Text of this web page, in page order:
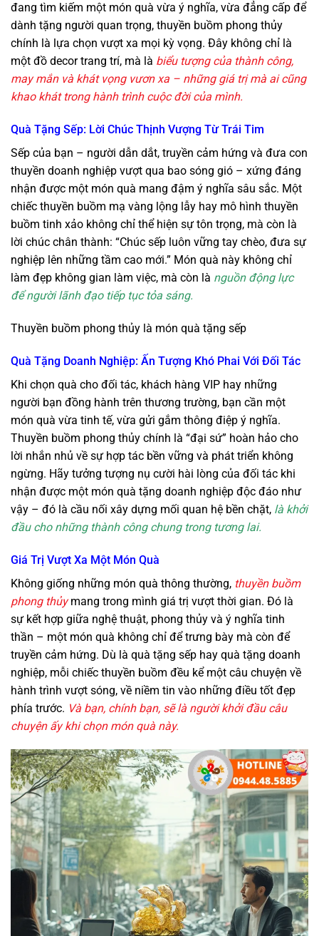
đang tìm kiếm một món quà vừa ý nghĩa, vừa đẳng cấp để
dành tặng người quan trọng, thuyền buồm phong thủy
chính là lựa chọn vượt xa mọi kỳ vọng. Đây không chỉ là
một đồ decor trang trí, mà là biểu tượng của thành công,
may mắn và khát vọng vươn xa – những giá trị mà ai cũng
khao khát trong hành trình cuộc đời của mình.
Quà Tặng Sếp: Lời Chúc Thịnh Vượng Từ Trái Tim
Sếp của bạn – người dẫn dắt, truyền cảm hứng và đưa con
thuyền doanh nghiệp vượt qua bao sóng gió – xứng đáng
nhận được một món quà mang đậm ý nghĩa sâu sắc. Một
chiếc thuyền buồm mạ vàng lộng lẫy hay mô hình thuyền
buồm tinh xảo không chỉ thể hiện sự tôn trọng, mà còn là
lời chúc chân thành: “Chúc sếp luôn vững tay chèo, đưa sự
nghiệp lên những tầm cao mới.” Món quà này không chỉ
làm đẹp không gian làm việc, mà còn là nguồn động lực
để người lãnh đạo tiếp tục tỏa sáng.
Thuyền buồm phong thủy là món quà tặng sếp
Quà Tặng Doanh Nghiệp: Ấn Tượng Khó Phai Với Đối Tác
Khi chọn quà cho đối tác, khách hàng VIP hay những
người bạn đồng hành trên thương trường, bạn cần một
món quà vừa tinh tế, vừa gửi gắm thông điệp ý nghĩa.
Thuyền buồm phong thủy chính là “đại sứ” hoàn hảo cho
lời nhắn nhủ về sự hợp tác bền vững và phát triển không
ngừng. Hãy tưởng tượng nụ cười hài lòng của đối tác khi
nhận được một món quà tặng doanh nghiệp độc đáo như
vậy – đó là cầu nối xây dựng mối quan hệ bền chặt, là khởi
đầu cho những thành công chung trong tương lai.
Giá Trị Vượt Xa Một Món Quà
Không giống những món quà thông thường, thuyền buồm
phong thủymang trong mình giá trị vượt thời gian. Đó là
sự kết hợp giữa nghệ thuật, phong thủy và ý nghĩa tinh
thần – một món quà không chỉ để trưng bày mà còn để
truyền cảm hứng. Dù là quà tặng sếp hay quà tặng doanh
nghiệp, mỗi chiếc thuyền buồm đều kể một câu chuyện về
hành trình vượt sóng, về niềm tin vào những điều tốt đẹp
phía trước. Và bạn, chính bạn, sẽ là người khởi đầu câu
chuyện ấy khi chọn món quà này.